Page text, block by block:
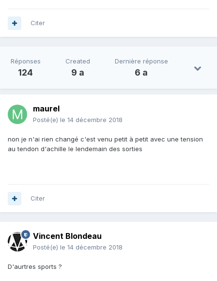
Citer
Réponses
124
Created
9 a
Dernière réponse
6 a
maurel
Posté(e) le 14 décembre 2018
non je n'ai rien changé c'est venu petit à petit avec une tension
au tendon d'achille le lendemain des sorties
Citer
Vincent Blondeau
Posté(e) le 14 décembre 2018
D'aurtres sports ?